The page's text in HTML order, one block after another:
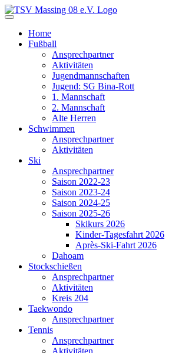
Home
Fußball
Ansprechpartner
Aktivitäten
Jugendmannschaften
Jugend: SG Bina-Rott
1. Mannschaft
2. Mannschaft
Alte Herren
Schwimmen
Ansprechpartner
Aktivitäten
Ski
Ansprechpartner
Saison 2022-23
Saison 2023-24
Saison 2024-25
Saison 2025-26
Skikurs 2026
Kinder-Tagesfahrt 2026
Après-Ski-Fahrt 2026
Dahoam
Stockschießen
Ansprechpartner
Aktivitäten
Kreis 204
Taekwondo
Ansprechpartner
Tennis
Ansprechpartner
Aktivitäten